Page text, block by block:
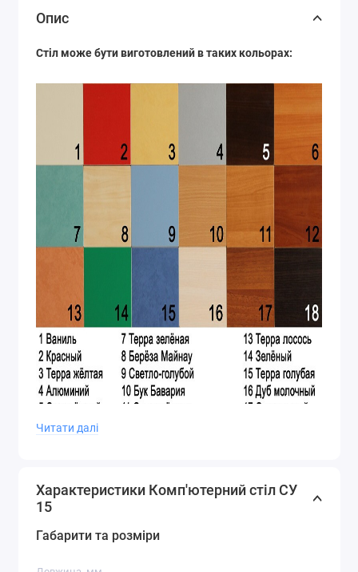
Опис
Стіл може бути виготовлений в таких кольорах:
Читати далі
Характеристики Комп'ютерний стіл СУ
15
Габарити та розміри